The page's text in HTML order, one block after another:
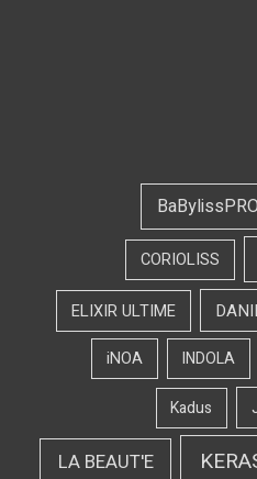
BaBylissPRO
CORIOLISS
ELIXIR ULTIME
INDOLA
iNOA
Kadus
LA BEAUT'E